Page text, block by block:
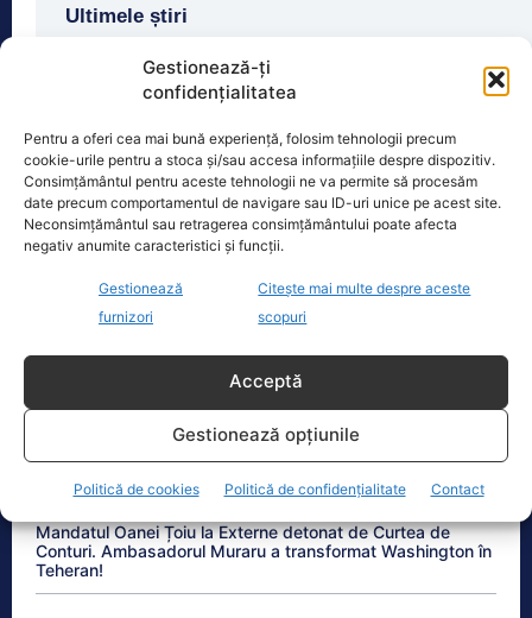
Gestionează-ți
confidențialitatea
Pentru a oferi cea mai bună experiență, folosim tehnologii precum
cookie-urile pentru a stoca și/sau accesa informațiile despre dispozitiv.
Consimțământul pentru aceste tehnologii ne va permite să procesăm
date precum comportamentul de navigare sau ID-uri unice pe acest site.
Neconsimțământul sau retragerea consimțământului poate afecta
negativ anumite caracteristici și funcții.
Gestionează
furnizori
Citește mai multe despre aceste
scopuri
Acceptă
Gestionează opțiunile
Politică de cookies Politică de confidențialitate Contact
Ultimele știri
Dan Dungaciu: Green Deal, eșec major al Comisiei
Europene, gândit de un politician cu 14% scor
Guvernul României pregătește un plan de risc
energetic. Scenarii precum pandemii, cutremure și
conflicte armate
Fosta parteneră lansează acuzații halucinante
Anchetele Lumea Politică
Mandatul Oanei Țoiu la Externe detonat de Curtea de
Conturi. Ambasadorul Muraru a transformat Washington în
Teheran!